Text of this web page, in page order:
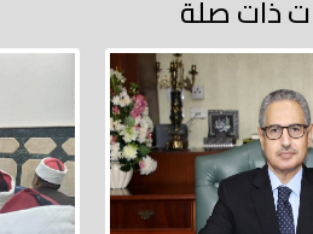
ذات صلة